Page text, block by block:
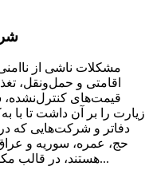
مشكلات ناشی از
اقامتی و حمل‌ونقل،
قیمت‌های
زیارت را بر آن داشت تا با
دفاتر و شركت‌هایی كه در
حج، عمره، سوریه و
هستند، در قالب مكانیزم مناسبی...